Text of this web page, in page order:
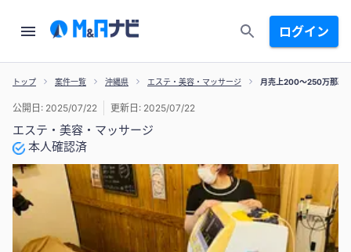
ログイン
トップ 案件一覧 沖縄県 エステ・美容・マッサージ 月売上200〜250万那覇
エステ・美容・マッサージ
本人確認済
公開日: 2025/07/22 更新日: 2025/07/22